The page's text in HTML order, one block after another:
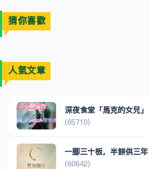
猜你喜歡
人氣文章
深夜食堂「馬克的女兒
(65710)
一腳三十板，半餅供三年
(60642)